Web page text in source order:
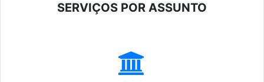
SERVIÇOS POR ASSUNTO